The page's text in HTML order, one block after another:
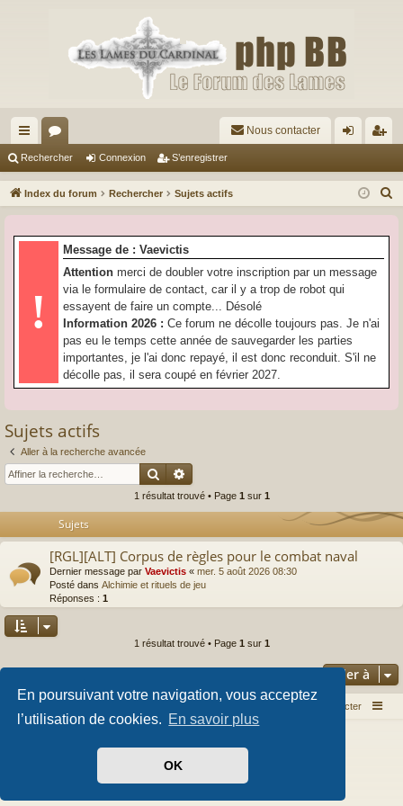
En poursuivant votre navigation, vous acceptez
l’utilisation de cookies. En savoir plus
OK
cc
ès
pi
or
u
s
Nous contacter
ne
on
nr
ist
Rechercher Connexion S’enregistrer
Index du forum Rechercher Sujets actifs
!
Message de : Vaevictis
Attention merci de doubler votre inscription par un message
via le formulaire de contact, car il y a trop de robot qui
essayent de faire un compte... Désolé
Information 2026 : Ce forum ne décolle toujours pas. Je n'ai
pas eu le temps cette année de sauvegarder les parties
importantes, je l'ai donc repayé, il est donc reconduit. S'il ne
décolle pas, il sera coupé en février 2027.
Sujets actifs
Aller à la recherche avancée
Rechercher
Recherche avancée
1 résultat trouvé • Page 1 sur 1
Sujets
[RGL][ALT] Corpus de règles pour le combat naval
Dernier message par Vaevictis « mer. 5 août 2026 08:30
Posté dans Alchimie et rituels de jeu
Réponses : 1
1 résultat trouvé • Page 1 sur 1
Aller à
Index du forum Nous contacter
- phpBB 3.3 par MrGaby
Traduit par
Confidentialité|Conditions